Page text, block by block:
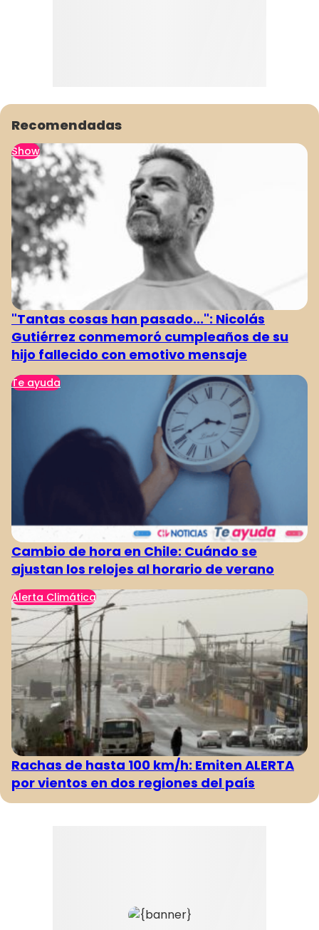
Recomendadas
Show
"Tantas cosas han pasado...": Nicolás
Gutiérrez conmemoró cumpleaños de su
hijo fallecido con emotivo mensaje
Te ayuda
Cambio de hora en Chile: Cuándo se
ajustan los relojes al horario de verano
Alerta Climática
Rachas de hasta 100 km/h: Emiten ALERTA
por vientos en dos regiones del país